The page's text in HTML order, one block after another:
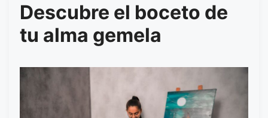
Descubre el boceto de
tu alma gemela